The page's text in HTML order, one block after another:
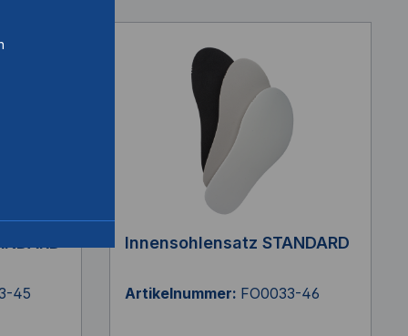
45
Innensohlensatz STANDARD
Artikelnummer: FO0033-46